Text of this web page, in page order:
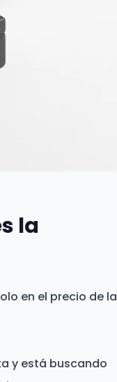
la
en el precio de la
y está buscando